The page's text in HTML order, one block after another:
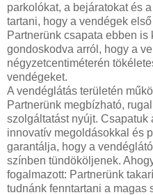
parkolókat, a bejáratokat és
tartani, hogy a vendégek
Partnerünk csapata ebben
gondoskodva arról, hogy a
négyzetcentiméterén
vendégeket.
A vendéglátás területén
Partnerünk megbízható,
szolgáltatást nyújt. Csapatuk
innovatív megoldásokkal és
garantálja, hogy a
színben tündököljenek.
fogalmazott: Partnerünk
tudnánk fenntartani a magas